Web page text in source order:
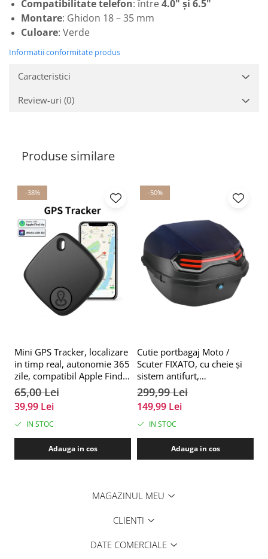
Compatibilitate telefon: între4.0" și 6.5"
Montare: Ghidon 18 – 35 mm
Culoare: Verde
Informatii conformitate produs
Caracteristici
Review-uri (0)
Produse similare
-38%
Mini GPS Tracker, localizare
in timp real, autonomie 365
zile, compatibil Apple Find
My, rezistent la apa, pentru
masini, copii, animale,
bagaje, negru, FIXATO
65,00 Lei
39,99 Lei
IN STOC
Adauga in cos
-50%
Cutie portbagaj Moto /
Scuter FIXATO, cu cheie și
sistem antifurt,
39x39x29cm, Negru
299,99 Lei
149,99 Lei
IN STOC
Adauga in cos
MAGAZINUL MEU
CLIENTI
DATE COMERCIALE